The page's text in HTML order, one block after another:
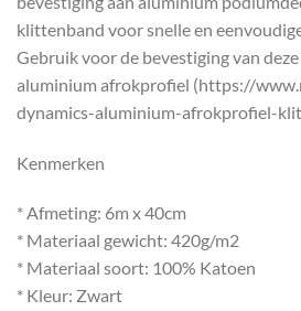
klittenband voor snelle en
Gebruik voor de bevestiging van
aluminium afrokprofiel (https://
dynamics-aluminium-afrokprofiel-
Kenmerken
* Afmeting: 6m x 40cm
* Materiaal gewicht: 420g/m2
* Materiaal soort: 100% Katoen
* Kleur: Zwart